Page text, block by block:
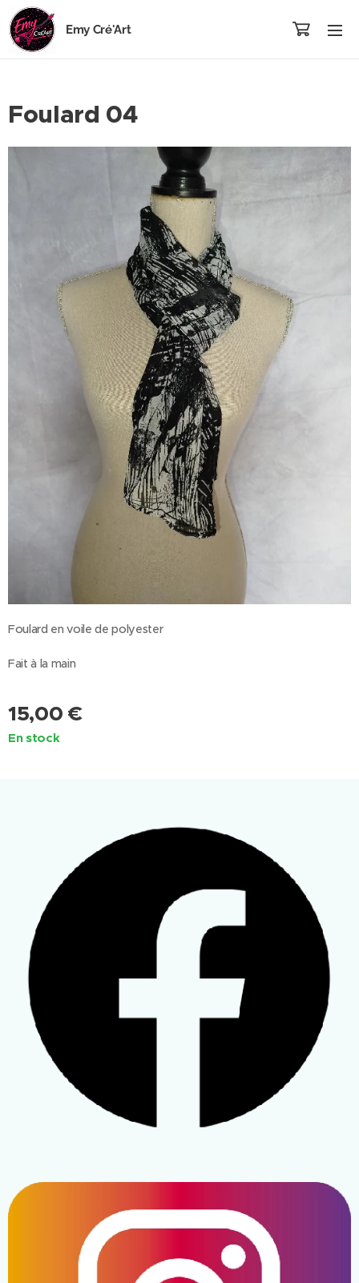
Emy Cré'Art
Foulard 04
Foulard en voile de polyester
Fait à la main
15,00 €
En stock